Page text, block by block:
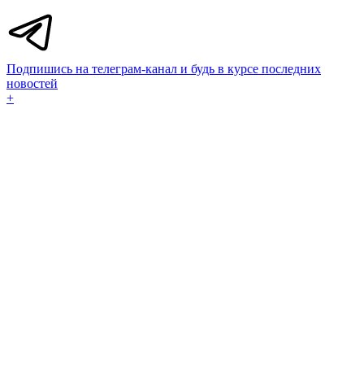
Подпишись на телеграм-канал и будь в курсе последних
новостей
+